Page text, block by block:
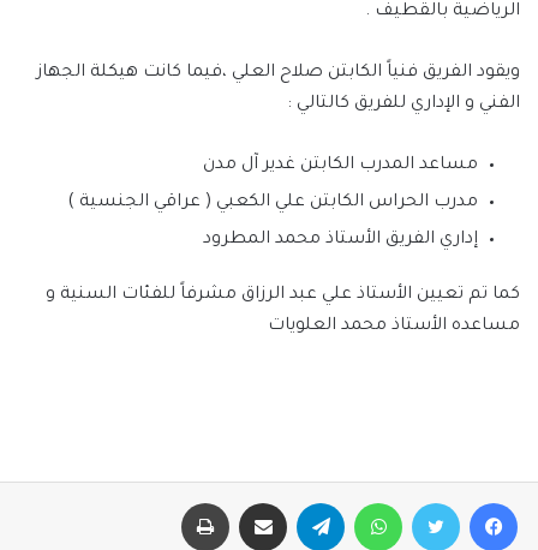
الرياضية بالقطيف .
ويقود الفريق فنياً الكابتن صلاح العلي ،فيما كانت هيكلة الجهاز
الفني و الإداري للفريق كالتالي :
مساعد المدرب الكابتن غدير آل مدن
مدرب الحراس الكابتن علي الكعبي ( عراقي الجنسية )
إداري الفريق الأستاذ محمد المطرود
كما تم تعيين الأستاذ علي عبد الرزاق مشرفاً للفئات السنية و
مساعده الأستاذ محمد العلويات
فيسبوك تويتر واتساب تيلقرام مشاركة عبر البريد